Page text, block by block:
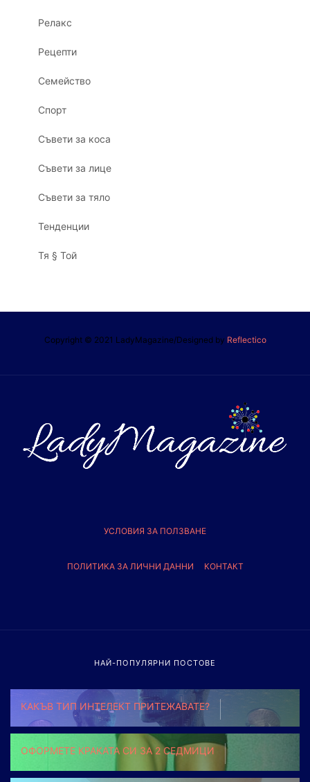
Релакс
Рецепти
Семейство
Спорт
Съвети за коса
Съвети за лице
Съвети за тяло
Тенденции
Тя § Той
Copyright © 2021 LadyMagazine/Designed by Reflectico
УСЛОВИЯ ЗА ПОЛЗВАНЕ
ПОЛИТИКА ЗА ЛИЧНИ ДАННИ КОНТАКТ
НАЙ-ПОПУЛЯРНИ ПОСТОВЕ
КАКЪВ ТИП ИНТЕЛЕКТ ПРИТЕЖАВАТЕ?
ОФОРМЕТЕ КРАКАТА СИ ЗА 2 СЕДМИЦИ